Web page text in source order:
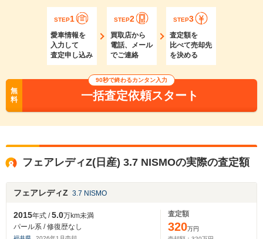
STEP1
愛車情報を
入力して
査定申し込み
STEP2
買取店から
電話、メール
でご連絡
STEP3
査定額を
比べて売却先
を決める
無
料
90秒で終わるカンタン入力
一括査定依頼スタート
フェアレディZ(日産) 3.7 NISMOの実際の査定額
フェアレディZ 3.7 NISMO
2015年式 /5.0万km未満
パール系 / 修復歴なし
査定額
320万円